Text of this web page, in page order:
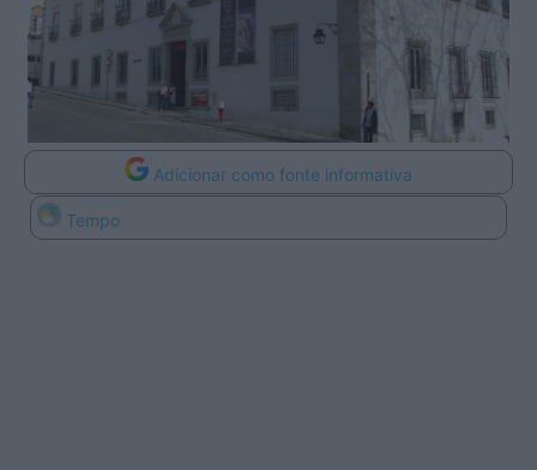
Adicionar como fonte informativa
Tempo